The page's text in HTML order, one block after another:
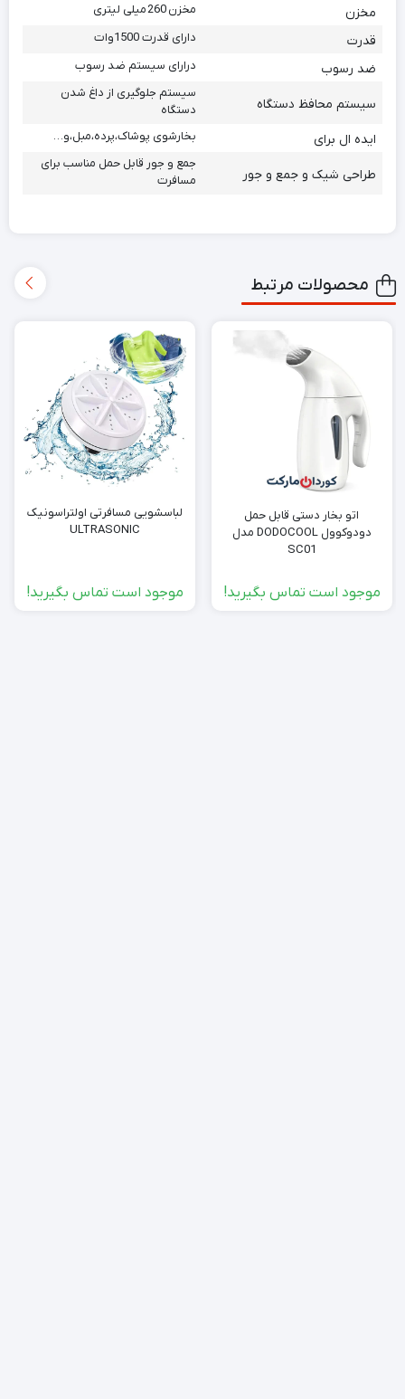
مخزن مخزن 260 میلی لیتری
قدرت دارای قدرت 1500وات
ضد رسوب درارای سیستم ضد رسوب
سیستم محافظ دستگاه
سیستم جلوگیری از داغ شدن
دستگاه
ایده ال برای بخارشوی پوشاک،پرده،مبل،و…
طراحی شیک و جمع و جور
جمع و جور قابل حمل مناسب برای
مسافرت
محصولات مرتبط
اتو بخار دستی قابل حمل
دودوکوول DODOCOOL مدل
SC01
موجود است تماس بگیرید!
لباسشویی مسافرتی اولتراسونیک
ULTRASONIC
موجود است تماس بگیرید!